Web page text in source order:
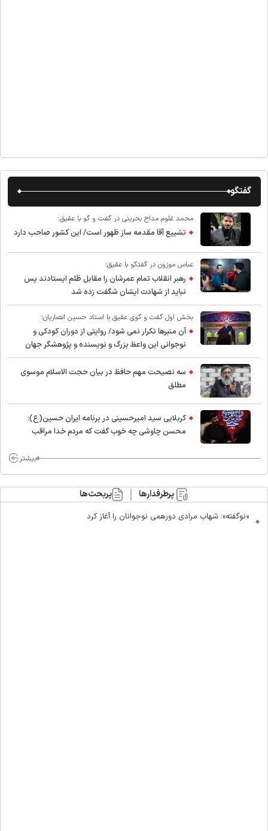
گفتگو
محمد غلوم مداح بحرینی در گفت و گو با عقیق:
تشییع آقا مقدمه ساز ظهور است/ این کشور صاحب دارد
عباس موزون در گفتگو با عقیق:
رهبر انقلاب تمام عمرشان را مقابل ظلم ایستادند پس
نباید از شهادت ایشان شگفت زده شد
بخش اول گفت و گوی عقیق با استاد حسین انصاریان:
آن منبرها تکرار نمی شود/ روایتی از دوران کودکی و
نوجوانی این واعظ بزرگ و نویسنده و پژوهشگر جهان
اسلام
سه نصیحت مهم حافظ در بیان حجت الاسلام موسوی
مطلق
کربلایی سید امیر‌حسینی در برنامه ایران حسین(ع):
محسن چاوشی چه خوب گفت که مردم خدا مراقب
بیشتر
پرطرفدارها پربحث‌ها
«نوگفته»؛ شهاب مرادی دورهمی نوجوانان را آغاز کرد